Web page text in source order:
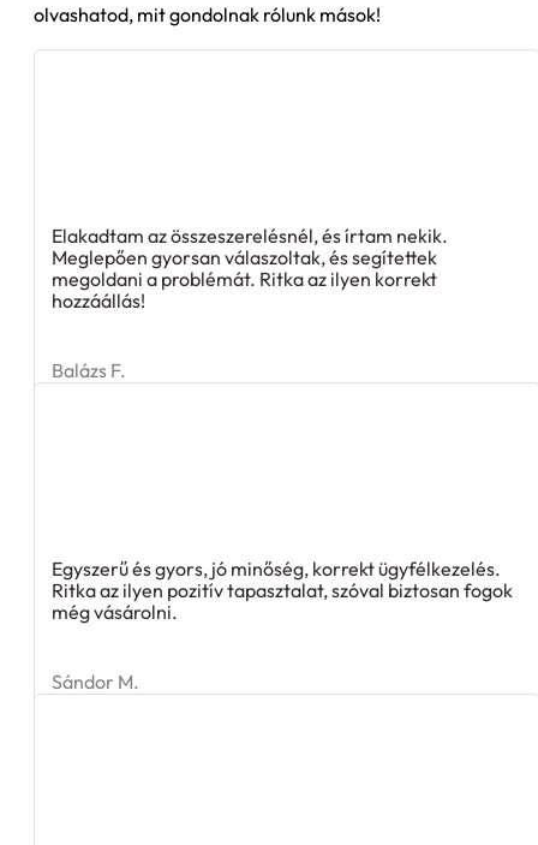
olvashatod, mit gondolnak rólunk mások!
Elakadtam az összeszerelésnél, és írtam nekik.
Meglepően gyorsan válaszoltak, és segítettek
megoldani a problémát. Ritka az ilyen korrekt
hozzáállás!
Balázs F.
Egyszerű és gyors, jó minőség, korrekt ügyfélkezelés.
Ritka az ilyen pozitív tapasztalat, szóval biztosan fogok
még vásárolni.
Sándor M.